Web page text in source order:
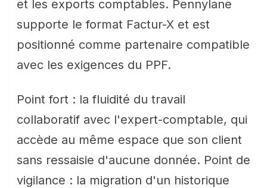
et les exports comptables. Pennylane
supporte le format Factur-X et est
positionné comme partenaire compatible
avec les exigences du PPF.
Point fort : la fluidité du travail
collaboratif avec l'expert-comptable, qui
accède au même espace que son client
sans ressaisie d'aucune donnée. Point de
vigilance : la migration d'un historique